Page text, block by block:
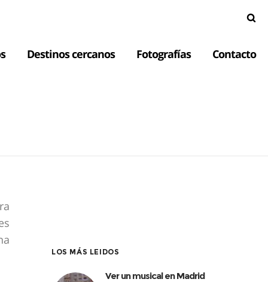
Destinos cercanos Fotografías Contacto
LOS MÁS LEIDOS
Ver un musical en Madrid